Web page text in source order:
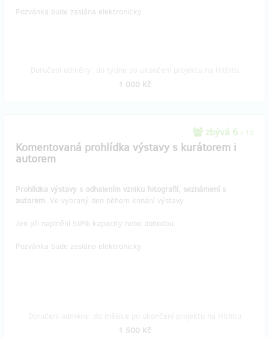
Pozvánka bude zaslána elektronicky.
1 000 Kč
zbývá 6 z 10
Komentovaná prohlídka výstavy s kurátorem i
autorem
Prohlídka výstavy s odhalením vzniku fotografií, seznámení s
autorem. Ve vybraný den během konání výstavy.
Jen při naplnění 50% kapacity nebo dohodou.
Pozvánka bude zaslána elektronicky.
1 500 Kč